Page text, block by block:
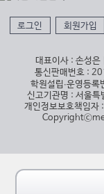
로그인 회원가입
대표이사 : 손성
통신판매번호 :
학원설립∙운영등
신고기관명 : 서울
개인정보보호책임자